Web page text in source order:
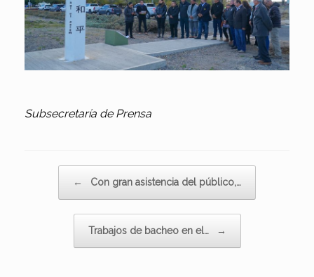
Subsecretaría de Prensa
← Con gran asistencia del público,…
Trabajos de bacheo en el… →